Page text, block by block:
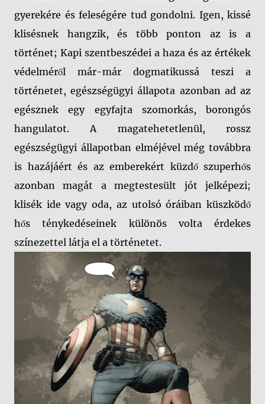
gyerekére és feleségére tud gondolni. Igen, kissé
klisésnek hangzik, és több ponton az is a
történet; Kapi szentbeszédei a haza és az értékek
védelméről már-már dogmatikussá teszi a
történetet, egészségügyi állapota azonban ad az
egésznek egy egyfajta szomorkás, borongós
hangulatot. A magatehetetlenül, rossz
egészségügyi állapotban elméjével még továbbra
is hazájáért és az emberekért küzdő szuperhős
azonban magát a megtestesült jót jelképezi;
klisék ide vagy oda, az utolsó óráiban küszködő
hős ténykedéseinek különös volta érdekes
színezettel látja el a történetet.